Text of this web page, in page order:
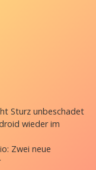
Sturz unbeschadet
wieder im
Zwei neue